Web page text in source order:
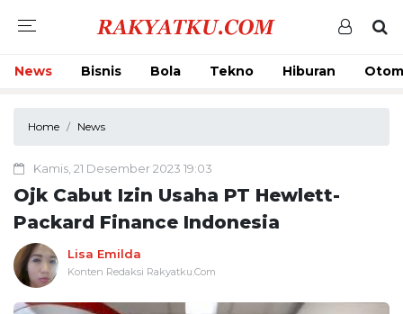
News Bisnis Bola Tekno Hiburan
Home News
Kamis, 21 Desember 2023 19:03
Ojk Cabut Izin Usaha PT Hewlett-
Packard Finance Indonesia
Lisa Emilda
Konten Redaksi Rakyatku.Com